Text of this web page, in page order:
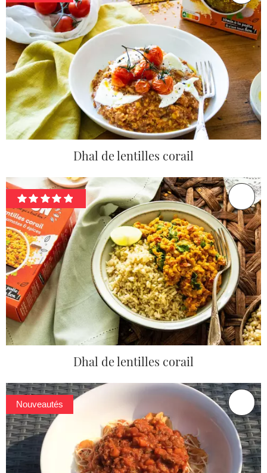
Dhal de lentilles corail
Dhal de lentilles corail
Nouveautés